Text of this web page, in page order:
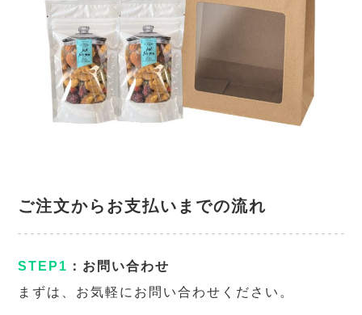
ご注文からお支払いまでの流れ
STEP1 ：お問い合わせ
まずは、お気軽にお問い合わせください。